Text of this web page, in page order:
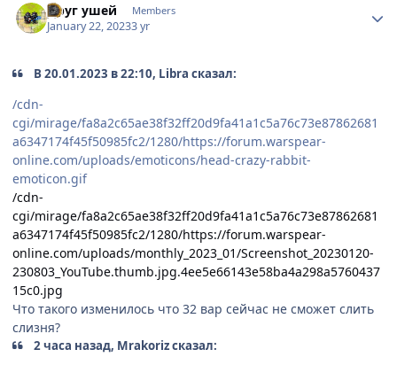
Друг ушей Members
January 22, 20233 yr
В 20.01.2023 в 22:10, Libra сказал:
/cdn-
cgi/mirage/fa8a2c65ae38f32ff20d9fa41a1c5a76c73e87862681
a6347174f45f50985fc2/1280/https://forum.warspear-
online.com/uploads/emoticons/head-crazy-rabbit-
emoticon.gif
/cdn-
cgi/mirage/fa8a2c65ae38f32ff20d9fa41a1c5a76c73e87862681
a6347174f45f50985fc2/1280/https://forum.warspear-
online.com/uploads/monthly_2023_01/Screenshot_20230120-
230803_YouTube.thumb.jpg.4ee5e66143e58ba4a298a5760437
15c0.jpg
Что такого изменилось что 32 вар сейчас не сможет слить
слизня?
2 часа назад, Mrakoriz сказал: